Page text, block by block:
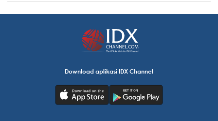
Download aplikasi IDX Channel